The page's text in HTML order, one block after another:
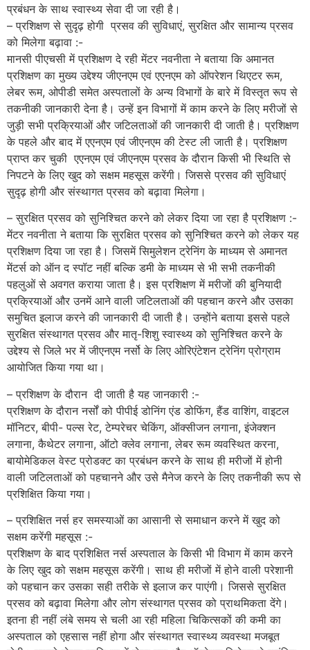
प्रबंधन के साथ स्वास्थ्य सेवा दी जा रही है।
– प्रशिक्षण से सुदृढ़ होगी प्रसव की सुविधाएं, सुरक्षित और सामान्य प्रसव
को मिलेगा बढ़ावा :-
मानसी पीएचसी में प्रशिक्षण दे रही मेंटर नवनीता ने बताया कि अमानत
प्रशिक्षण का मुख्य उद्देश्य जीएनएम एवं एएनएम को ऑपरेशन थिएटर रूम,
लेबर रूम, ओपीडी समेत अस्पतालों के अन्य विभागों के बारे में विस्तृत रूप से
तकनीकी जानकारी देना है। उन्हें इन विभागों में काम करने के लिए मरीजों से
जुड़ी सभी प्रक्रियाओं और जटिलताओं की जानकारी दी जाती है। प्रशिक्षण
के पहले और बाद में एएनएम एवं जीएनएम की टेस्ट ली जाती है। प्रशिक्षण
प्राप्त कर चुकी एएनएम एवं जीएनएम प्रसव के दौरान किसी भी स्थिति से
निपटने के लिए खुद को सक्षम महसूस करेंगी। जिससे प्रसव की सुविधाएं
सुदृढ़ होगी और संस्थागत प्रसव को बढ़ावा मिलेगा।
– सुरक्षित प्रसव को सुनिश्चित करने को लेकर दिया जा रहा है प्रशिक्षण :-
मेंटर नवनीता ने बताया कि सुरक्षित प्रसव को सुनिश्चित करने को लेकर यह
प्रशिक्षण दिया जा रहा है। जिसमें सिमुलेशन ट्रेनिंग के माध्यम से अमानत
मेंटर्स को ऑन द स्पॉट नहीं बल्कि डमी के माध्यम से भी सभी तकनीकी
पहलुओं से अवगत कराया जाता है। इस प्रशिक्षण में मरीजों की बुनियादी
प्रक्रियाओं और उनमें आने वाली जटिलताओं की पहचान करने और उसका
समुचित इलाज करने की जानकारी दी जाती है। उन्होंने बताया इससे पहले
सुरक्षित संस्थागत प्रसव और मातृ-शिशु स्वास्थ्य को सुनिश्चित करने के
उद्देश्य से जिले भर में जीएनएम नर्सो के लिए ओरिएंटेशन ट्रेनिंग प्रोग्राम
आयोजित किया गया था।
– प्रशिक्षण के दौरान दी जाती है यह जानकारी :-
प्रशिक्षण के दौरान नर्सों को पीपीई डोनिंग एंड डोफिंग, हैंड वाशिंग, वाइटल
मॉनिटर, बीपी- पल्स रेट, टेम्परेचर चेकिंग, ऑक्सीजन लगाना, इंजेक्शन
लगाना, कैथेटर लगाना, ऑटो क्लेव लगाना, लेबर रूम व्यवस्थित करना,
बायोमेडिकल वेस्ट प्रोडक्ट का प्रबंधन करने के साथ ही मरीजों में होनी
वाली जटिलताओं को पहचानने और उसे मैनेज करने के लिए तकनीकी रूप से
प्रशिक्षित किया गया।
– प्रशिक्षित नर्स हर समस्याओं का आसानी से समाधान करने में खुद को
सक्षम करेंगी महसूस :-
प्रशिक्षण के बाद प्रशिक्षित नर्स अस्पताल के किसी भी विभाग में काम करने
के लिए खुद को सक्षम महसूस करेंगी। साथ ही मरीजों में होने वाली परेशानी
को पहचान कर उसका सही तरीके से इलाज कर पाएंगी। जिससे सुरक्षित
प्रसव को बढ़ावा मिलेगा और लोग संस्थागत प्रसव को प्राथमिकता देंगे।
इतना ही नहीं लंबे समय से चली आ रही महिला चिकित्सकों की कमी का
अस्पताल को एहसास नहीं होगा और संस्थागत स्वास्थ्य व्यवस्था मजबूत